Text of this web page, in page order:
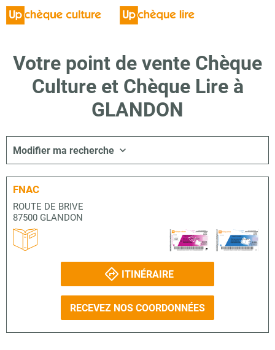
Votre point de vente Chèque
Culture et Chèque Lire à
GLANDON
Modifier ma recherche
FNAC
ROUTE DE BRIVE
87500 GLANDON
ITINÉRAIRE
RECEVEZ NOS COORDONNÉES